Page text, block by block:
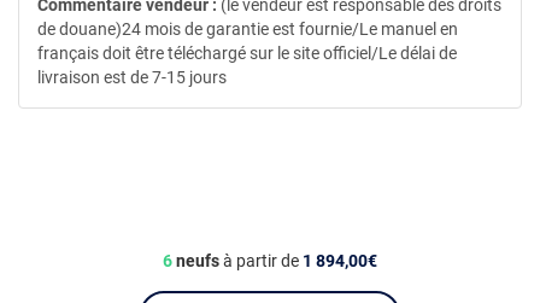
6neufsà partir de 1 894,00€
Commentaire vendeur : (le vendeur est responsable des droits
de douane)24 mois de garantie est fournie/Le manuel en
français doit être téléchargé sur le site officiel/Le délai de
livraison est de 7-15 jours